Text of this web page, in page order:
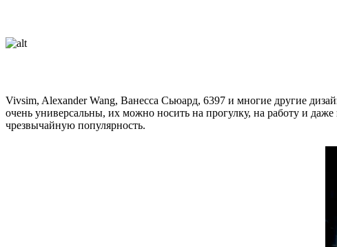
Vivsim, Alexander Wang, Ванесса Сьюард, 6397 и многие другие
очень универсальны, их можно носить на прогулку, на работу и
чрезвычайную популярность.